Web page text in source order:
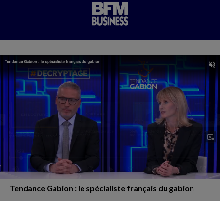
Tendance Gabion : le spécialiste français du gabion